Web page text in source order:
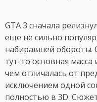
GTA 3 сначала
еще не сильно
набиравшей обороты.
тут-то основная
чем отличалась от
исключением одной
полностью в 3D.